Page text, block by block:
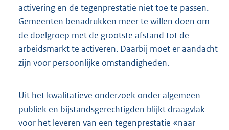
activering en de tegenprestatie niet toe te passen.
Gemeenten benadrukken meer te willen doen om
de doelgroep met de grootste afstand tot de
arbeidsmarkt te activeren. Daarbij moet er aandacht
zijn voor persoonlijke omstandigheden.
Uit het kwalitatieve onderzoek onder algemeen
publiek en bijstandsgerechtigden blijkt draagvlak
voor het leveren van een tegenprestatie «naar